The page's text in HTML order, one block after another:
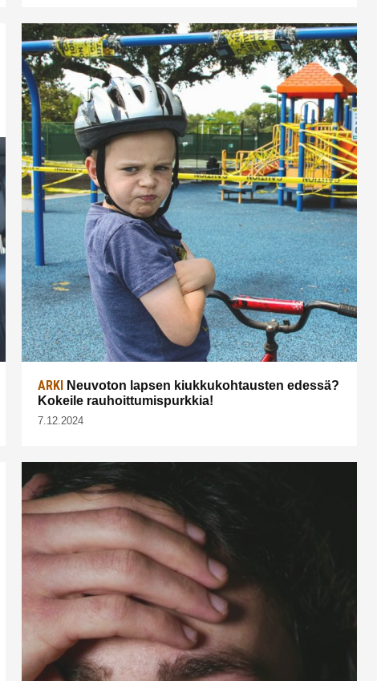
ARKI Neuvoton lapsen kiukkukohtausten edessä?
Kokeile rauhoittumispurkkia!
7.12.2024